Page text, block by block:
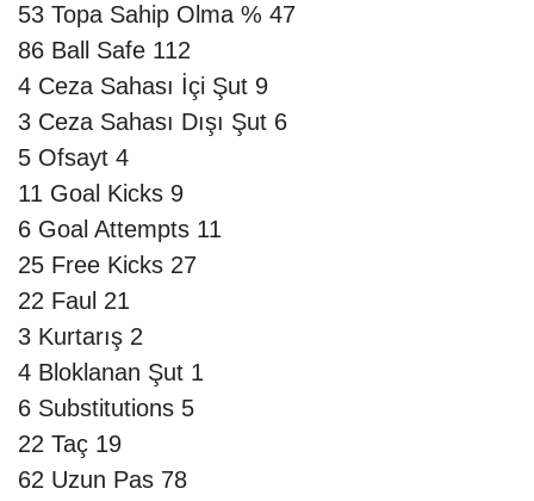
53 Topa Sahip Olma % 47
86 Ball Safe 112
4 Ceza Sahası İçi Şut 9
3 Ceza Sahası Dışı Şut 6
5 Ofsayt 4
11 Goal Kicks 9
6 Goal Attempts 11
25 Free Kicks 27
22 Faul 21
3 Kurtarış 2
4 Bloklanan Şut 1
6 Substitutions 5
22 Taç 19
62 Uzun Pas 78